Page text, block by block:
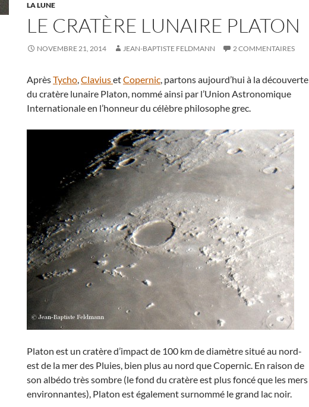
LA LUNE
LE CRATÈRE LUNAIRE PLATON
NOVEMBRE 21, 2014 JEAN-BAPTISTE FELDMANN 2 COMMENTAIRES
AprèsTycho,ClaviusetCopernic, partons aujourd’hui à la découverte
du cratère lunaire Platon, nommé ainsi par l’Union Astronomique
Internationale en l’honneur du célèbre philosophe grec.
Platon est un cratère d’impact de 100 km de diamètre situé au nord-
est de la mer des Pluies, bien plus au nord que Copernic. En raison de
son albédo très sombre (le fond du cratère est plus foncé que les mers
environnantes), Platon est également surnommé le grand lac noir.